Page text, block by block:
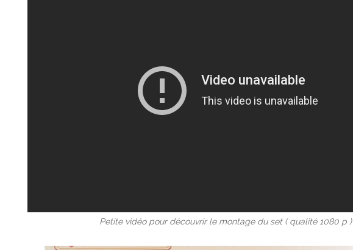
Petite vidéo pour découvrir le montage du set ( qualité 1080 p )